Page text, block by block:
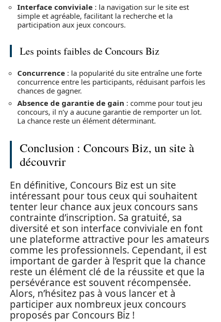
Interface conviviale : la navigation sur le site est
simple et agréable, facilitant la recherche et la
participation aux jeux concours.
Les points faibles de Concours Biz
Concurrence : la popularité du site entraîne une forte
concurrence entre les participants, réduisant parfois les
chances de gagner.
Absence de garantie de gain : comme pour tout jeu
concours, il n’y a aucune garantie de remporter un lot.
La chance reste un élément déterminant.
Conclusion : Concours Biz, un site à
découvrir
En définitive, Concours Biz est un site
intéressant pour tous ceux qui souhaitent
tenter leur chance aux jeux concours sans
contrainte d’inscription. Sa gratuité, sa
diversité et son interface conviviale en font
une plateforme attractive pour les amateurs
comme les professionnels. Cependant, il est
important de garder à l’esprit que la chance
reste un élément clé de la réussite et que la
persévérance est souvent récompensée.
Alors, n’hésitez pas à vous lancer et à
participer aux nombreux jeux concours
proposés par Concours Biz !